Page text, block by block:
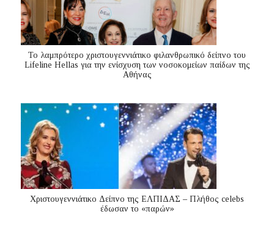
Το λαμπρότερο χριστουγεννιάτικο φιλανθρωπικό δείπνο του
Lifeline Hellas για την ενίσχυση των νοσοκομείων παίδων της
Αθήνας
Χριστουγεννιάτικο Δείπνο της ΕΛΠΙΔΑΣ – Πλήθος celebs
έδωσαν το «παρών»